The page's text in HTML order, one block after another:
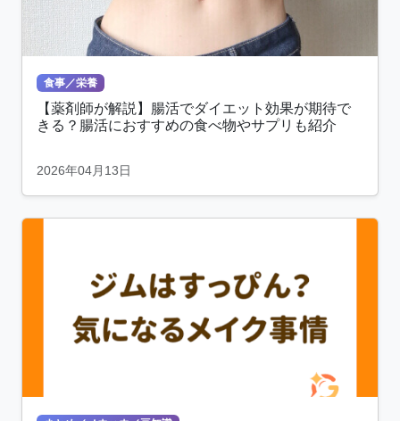
食事／栄養
【薬剤師が解説】腸活でダイエット効果が期待で
きる？腸活におすすめの食べ物やサプリも紹介
2026年04月13日